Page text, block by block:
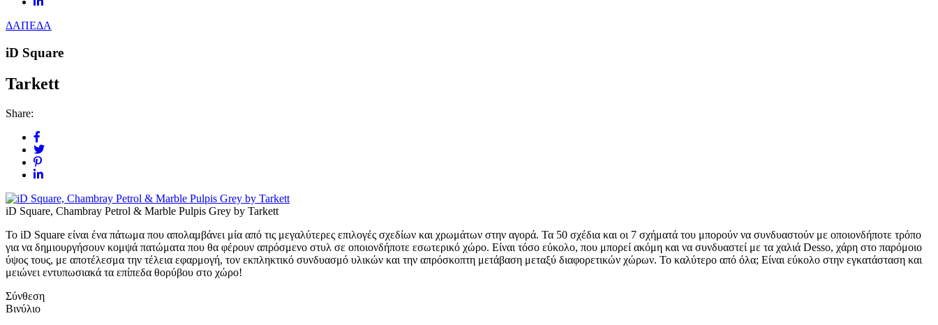
ΔΑΠΕΔΑ
iD Square
Tarkett
Share:
iD Square, Chambray Petrol & Marble Pulpis Grey by Tarkett
To iD Square είναι ένα πάτωμα που απολαμβάνει μία από τις μεγαλύτερες επιλογές σχεδίων και χρωμάτων στην αγορά. Τα 50 σχέδια και οι 7 σχήματά του μπορούν να συνδυαστούν με οποιονδήποτε τρόπο
για να δημιουργήσουν κομψά πατώματα που θα φέρουν απρόσμενο στυλ σε οποιονδήποτε εσωτερικό χώρο. Είναι τόσο εύκολο, που μπορεί ακόμη και να συνδυαστεί με τα χαλιά Desso, χάρη στο παρόμοιο
ύψος τους, με αποτέλεσμα την τέλεια εφαρμογή, τον εκπληκτικό συνδυασμό υλικών και την απρόσκοπτη μετάβαση μεταξύ διαφορετικών χώρων. Το καλύτερο από όλα; Είναι εύκολο στην εγκατάσταση και
μειώνει εντυπωσιακά τα επίπεδα θορύβου στο χώρο!
Σύνθεση
Βινύλιο